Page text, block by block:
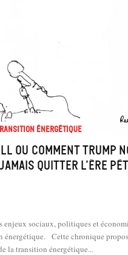
énergétique
ou comment Trump
quitter l’ère
enjeux sociaux, politiques et
énergétique. Cette chronique
la transition énergétique...